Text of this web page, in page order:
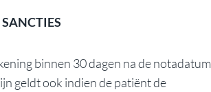
binnen 30 dagen na de notadatum
geldt ook indien de patiënt de